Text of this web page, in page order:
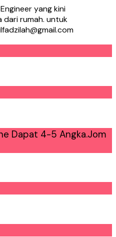
yang kini
dari rumah. untuk
Dapat 4-5 Angka.Jom